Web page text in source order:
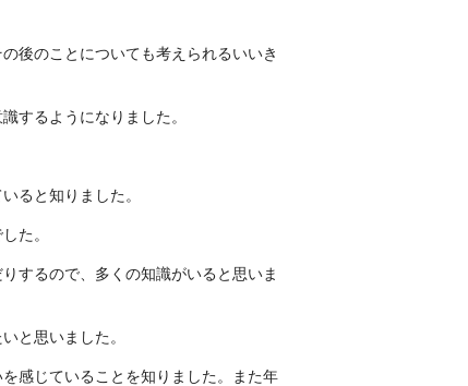
後のことについても考えられるいいき
するようになりました。
ると知りました。
た。
するので、多くの知識がいると思いま
と思いました。
を感じていることを知りました。また年